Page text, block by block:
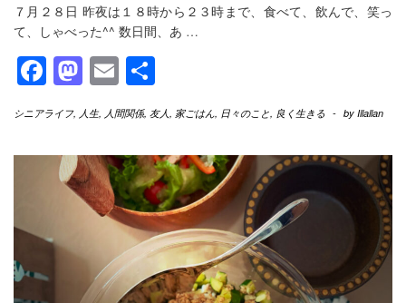
７月２８日 昨夜は１８時から２３時まで、食べて、飲んで、笑っ
て、しゃべった^^ 数日間、あ …
Facebook
Mastodon
Email
有
シニアライフ, 人生, 人間関係, 友人, 家ごはん, 日々のこと, 良く生きる - by Illallan